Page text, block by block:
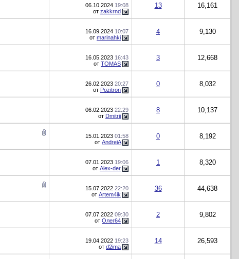
06.10.2024 19:08
от zakkrnd
13 16,161
16.09.2024 10:07
от marinahki
4 9,130
16.05.2023 16:43
от TOMAS
3 12,668
26.02.2023 20:27
от Pozitron
0 8,032
06.02.2023 22:29
от Dmitrii
8 10,137
15.01.2023 01:58
от AndreiA
0 8,192
07.01.2023 19:06
от Alex-der
1 8,320
15.07.2022 22:20
от Artem4ik
36 44,638
07.07.2022 09:30
от Олег64
2 9,802
19.04.2022 19:23
от d2ima
14 26,593